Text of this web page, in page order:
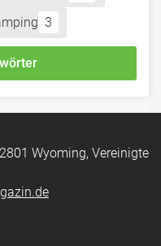
3
Wyoming, Vereinigte